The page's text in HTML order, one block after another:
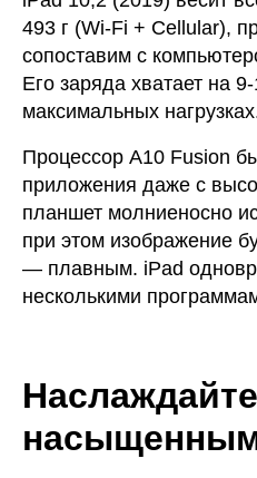
493 г (Wi-Fi + Cellular),
сопоставим с
Его заряда хватает на
максимальных
Процессор A10 Fusion
приложения даже с
планшет молниеносно
при этом изображение
— плавным. iPad
несколькими